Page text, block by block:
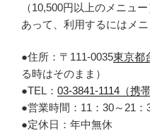
（10,500円以上のメニュ
あって、利用するにはメ
●住所：〒111-0035東京都
る時はそのまま）
●TEL： 03-3841-1114（携
●営業時間：11：30～21：
●定休日：年中無休